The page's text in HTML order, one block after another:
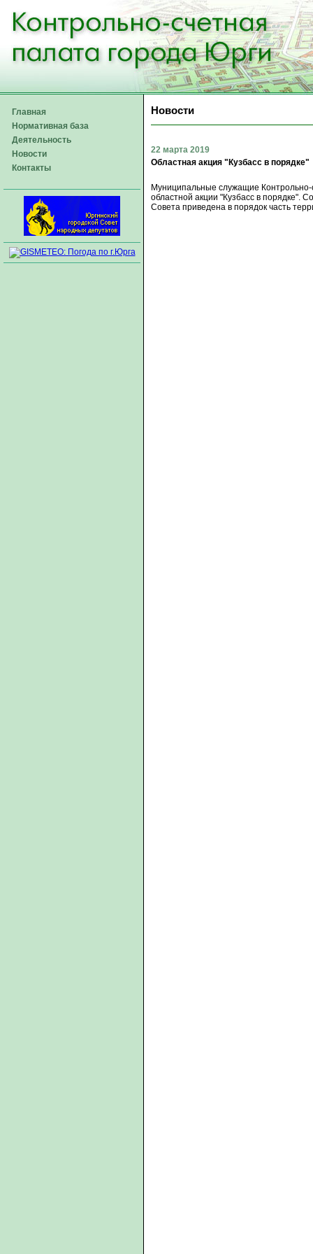
Главная
Нормативная база
Деятельность
Новости
Контакты
Новости
22 марта 2019
Областная акция "Кузбасс в порядке"
Муниципальные служащие
областной акции "Кузбасс в порядке".
Совета приведена в порядок часть